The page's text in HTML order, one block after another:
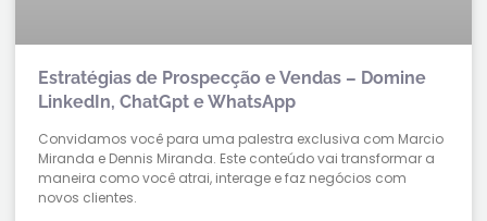
Estratégias de Prospecção e Vendas – Domine
LinkedIn, ChatGpt e WhatsApp
Convidamos você para uma palestra exclusiva com Marcio
Miranda e Dennis Miranda. Este conteúdo vai transformar a
maneira como você atrai, interage e faz negócios com
novos clientes.